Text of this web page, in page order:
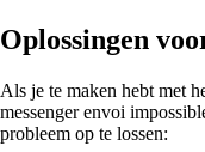
Oplossingen
Als je te maken hebt met
messenger envoi
probleem op te lossen: